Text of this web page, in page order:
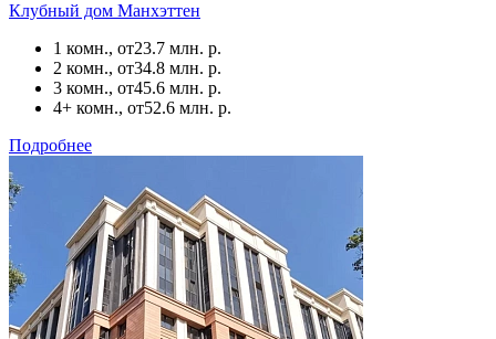
Клубный дом Манхэттен
1 комн., от23.7 млн. р.
2 комн., от34.8 млн. р.
3 комн., от45.6 млн. р.
4+ комн., от52.6 млн. р.
Подробнее